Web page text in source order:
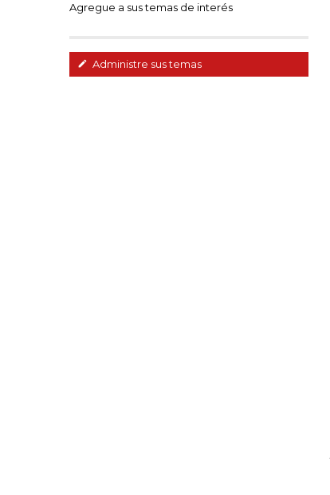
Agregue a sus temas de interés
Administre sus temas